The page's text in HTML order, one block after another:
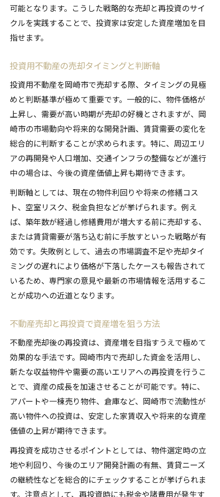
可能となります。こうした戦略的な売却と再投資のサイ
クルを実践することで、投資家は安定した資産増加を目
指せます。
投資用不動産の売却タイミングと判断軸
投資用不動産を岡崎市で売却する際、タイミングの見極
めと判断基準が極めて重要です。一般的に、物件価格が
上昇し、需要が高い時期が売却の好機とされますが、岡
崎市の市場動向や将来的な開発計画、賃貸需要の変化を
総合的に判断することが求められます。特に、周辺エリ
アの再開発や人口増加、交通インフラの整備などが進行
中の場合は、今後の資産価値上昇も期待できます。
判断軸としては、現在の物件利回りや将来の修繕コス
ト、空室リスク、税金負担などが挙げられます。例え
ば、築年数が経過し修繕費用が増大する前に売却する、
または賃貸需要が落ち込む前に手放すといった戦略が有
効です。失敗例として、過去の市場調査不足や売却タイ
ミングの遅れにより価格が下落したケースも報告されて
いるため、専門家の意見や最新の市場情報を活用するこ
とが成功への近道となります。
不動産売却と再投資で資産増を狙う方法
不動産売却後の再投資は、資産増を目指すうえで極めて
効果的な手法です。岡崎市内で売却した資金を活用し、
新たな収益物件や需要の高いエリアへの再投資を行うこ
とで、資産の成長を加速させることが可能です。特に、
アパートや一棟売り物件、倉庫など、岡崎市で流動性が
高い物件への投資は、安定した家賃収入や将来的な資産
価値の上昇が期待できます。
再投資を成功させるポイントとしては、物件選定時の立
地や利回り、今後のエリア開発計画の有無、賃貸ニーズ
の継続性などを総合的にチェックすることが挙げられま
す。注意点として、再投資時にも税金や諸費用が発生す